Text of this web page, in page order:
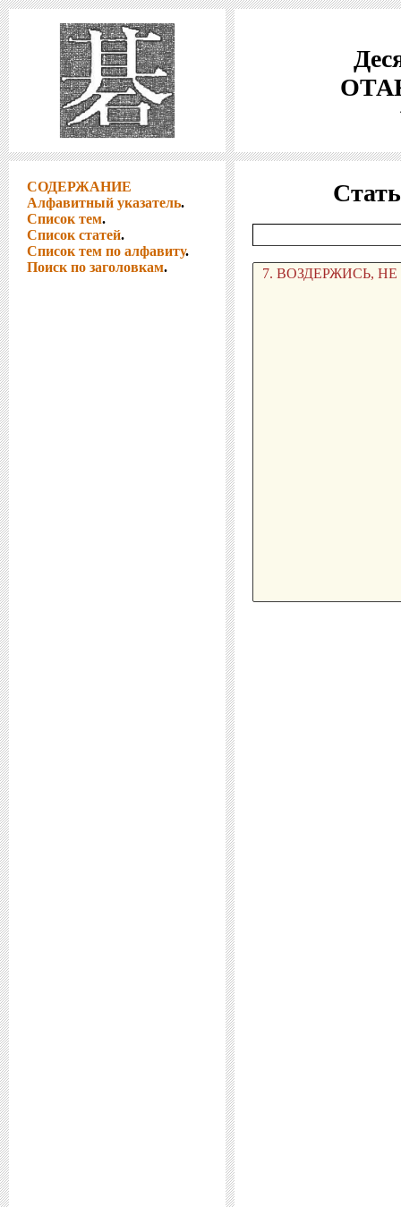
СОДЕРЖАНИЕ
Алфавитный указатель.
Список тем.
Список статей.
Список тем по алфавиту.
Поиск по заголовкам.